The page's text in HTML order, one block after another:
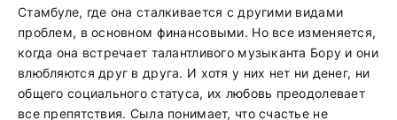
Стамбуле, где она сталкивается с другими видами
проблем, в основном финансовыми. Но все изменяется,
когда она встречает талантливого музыканта Бору и они
влюбляются друг в друга. И хотя у них нет ни денег, ни
общего социального статуса, их любовь преодолевает
все препятствия. Сыла понимает, что счастье не